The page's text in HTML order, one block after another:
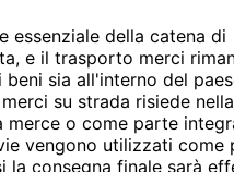
essenziale della catena di
e il trasporto merci
sia all'interno del
su strada risiede
o come parte
vengono utilizzati come
la consegna finale sarà